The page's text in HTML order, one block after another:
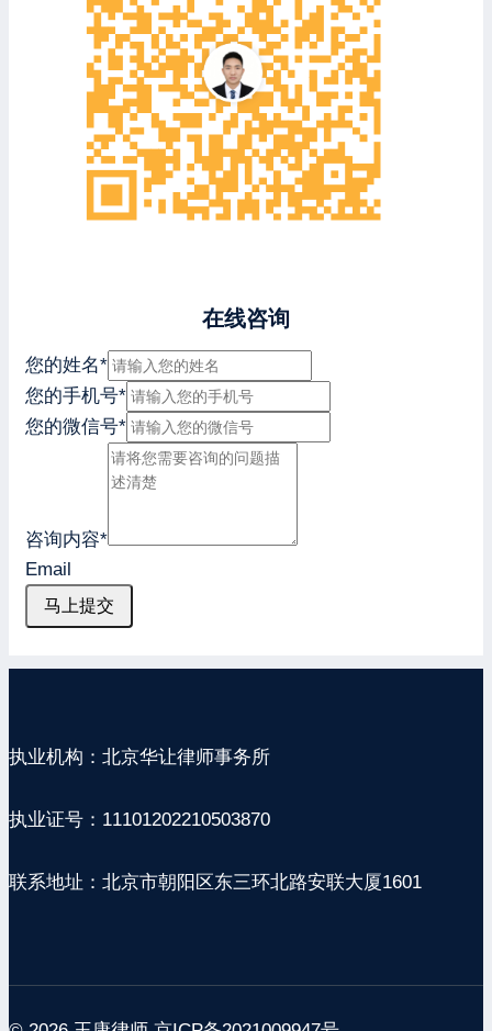
在线咨询
您的姓名*
您的手机号*
您的微信号*
咨询内容*
Email
马上提交
执业机构：北京华让律师事务所
执业证号：11101202210503870
联系地址：北京市朝阳区东三环北路安联大厦1601